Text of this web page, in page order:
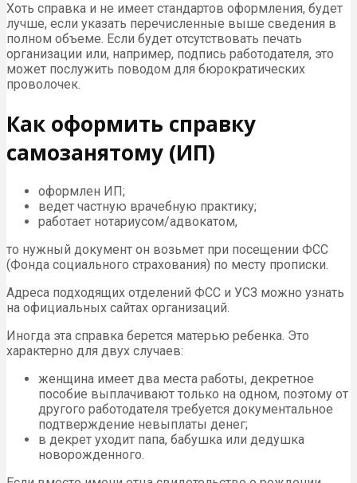
Хоть справка и не имеет стандартов оформления, будет
лучше, если указать перечисленные выше сведения в
полном объеме. Если будет отсутствовать печать
организации или, например, подпись работодателя, это
может послужить поводом для бюрократических
проволочек.
Как оформить справку
самозанятому (ИП)
оформлен ИП;
ведет частную врачебную практику;
работает нотариусом/адвокатом,
то нужный документ он возьмет при посещении ФСС
(Фонда социального страхования) по месту прописки.
Адреса подходящих отделений ФСС и УСЗ можно узнать
на официальных сайтах организаций.
Иногда эта справка берется матерью ребенка. Это
характерно для двух случаев:
женщина имеет два места работы, декретное
пособие выплачивают только на одном, поэтому от
другого работодателя требуется документальное
подтверждение невыплаты денег;
в декрет уходит папа, бабушка или дедушка
новорожденного.